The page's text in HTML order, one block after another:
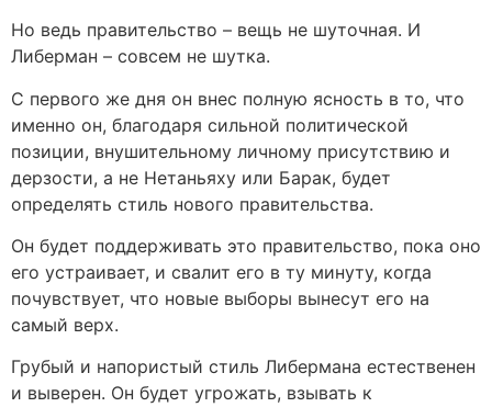
Но ведь правительство – вещь не шуточная. И
Либерман – совсем не шутка.
С первого же дня он внес полную ясность в то, что
именно он, благодаря сильной политической
позиции, внушительному личному присутствию и
дерзости, а не Нетаньяху или Барак, будет
определять стиль нового правительства.
Он будет поддерживать это правительство, пока оно
его устраивает, и свалит его в ту минуту, когда
почувствует, что новые выборы вынесут его на
самый верх.
Грубый и напористый стиль Либермана естественен
и выверен. Он будет угрожать, взывать к